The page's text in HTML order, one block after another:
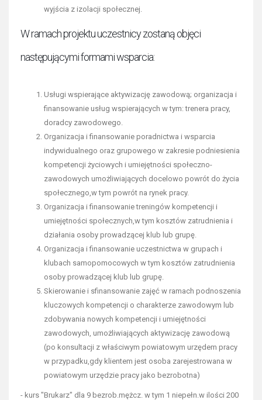
wyjścia z izolacji społecznej.
W ramach projektu uczestnicy zostaną objęci
następującymi formami wsparcia:
Usługi wspierające aktywizację zawodową; organizacja i
finansowanie usług wspierających w tym: trenera pracy,
doradcy zawodowego.
Organizacja i finansowanie poradnictwa i wsparcia
indywidualnego oraz grupowego w zakresie podniesienia
kompetencji życiowych i umiejętności społeczno-
zawodowych umożliwiających docelowo powrót do życia
społecznego,w tym powrót na rynek pracy.
Organizacja i finansowanie treningów kompetencji i
umiejętności społecznych,w tym kosztów zatrudnienia i
działania osoby prowadzącej klub lub grupę.
Organizacja i finansowanie uczestnictwa w grupach i
klubach samopomocowych w tym kosztów zatrudnienia
osoby prowadzącej klub lub grupę.
Skierowanie i sfinansowanie zajęć w ramach podnoszenia
kluczowych kompetencji o charakterze zawodowym lub
zdobywania nowych kompetencji i umiejętności
zawodowych, umożliwiających aktywizację zawodową
(po konsultacji z właściwym powiatowym urzędem pracy
w przypadku,gdy klientem jest osoba zarejestrowana w
powiatowym urzędzie pracy jako bezrobotna)
- kurs "Brukarz" dla 9 bezrob.mężcz. w tym 1 niepełn.w ilości 200